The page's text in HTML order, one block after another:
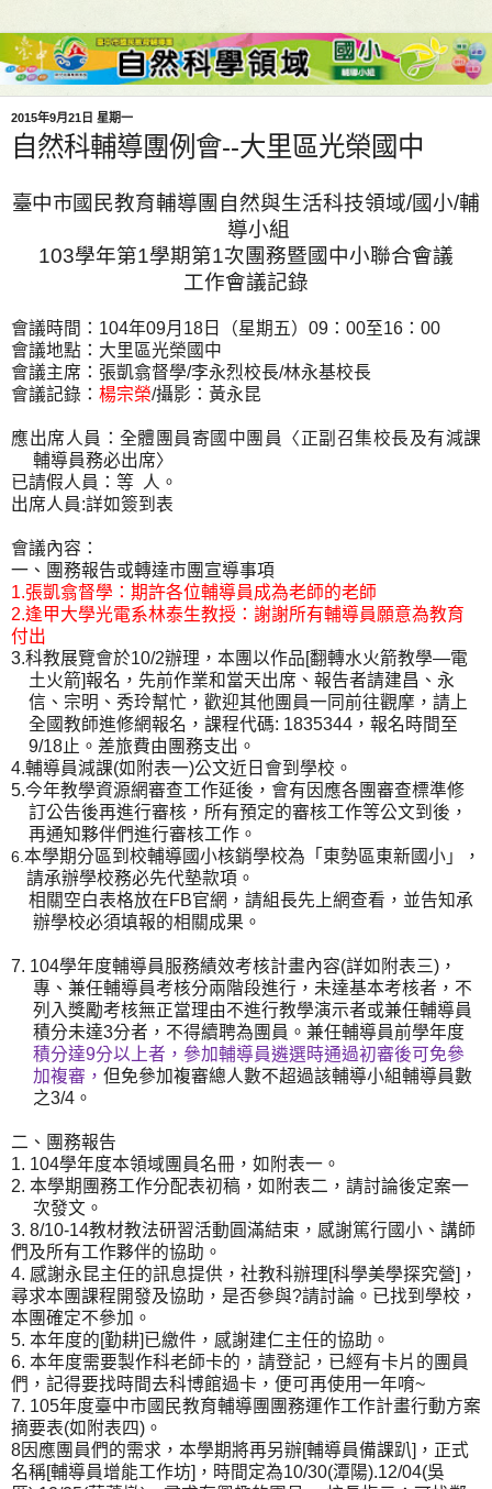
2015年9月21日 星期一
自然科輔導團例會--大里區光榮國中
臺中市國民教育輔導團自然與生活科技領域/國小/輔
導小組
103學年第1學期第1次團務暨國中小聯合會議
工作會議記錄
會議時間： 104年09月 18 日（星期五）09 ：00至16 ：00
會議地點：大里區光榮國中
會議主席：張凱翕督學/李永烈校長/林永基校長
會議記錄：楊宗榮/攝影：黃永昆
應出席人員：全體團員寄國中團員〈正副召集校長及有減課
輔導員務必出席〉
已請假人員：等
人。
出席人員:詳如簽到表
會議內容：
一、團務報告或轉達市團宣導事項
1.張凱翕督學：期許各位輔導員成為老師的老師
2.逢甲大學光電系林泰生教授：謝謝所有輔導員願意為教育
付出
3.科教展覽會於10/2辦理，本團以作品[翻轉水火箭教學—電
土火箭]報名，先前作業和當天出席、報告者請建昌、永
信、宗明、秀玲幫忙，歡迎其他團員一同前往觀摩，請上
全國教師進修網報名，課程代碼: 1835344 ，報名時間至
9/18止。差旅費由團務支出。
4.輔導員減課(如附表一)公文近日會到學校。
5.今年教學資源網審查工作延後，會有因應各團審查標準修
訂公告後再進行審核，所有預定的審核工作等公文到後，
再通知夥伴們進行審核工作。
6. 本學期分區到校輔導國小核銷學校為「東勢區東新國小」，
請承辦學校務必先代墊款項。
相關空白表格放在FB官網，請組長先上網查看，並告知承
辦學校必須填報的相關成果。
7. 104學年度輔導員服務績效考核計畫內容(詳如附表三) ，
專、兼任輔導員考核分兩階段進行，未達基本考核者，不
列入獎勵考核無正當理由不進行教學演示者或兼任輔導員
積分未達3分者，不得續聘為團員。兼任輔導員前學年度
積分達9分以上者，參加輔導員遴選時通過初審後可免參
加複審，但免參加複審總人數不超過該輔導小組輔導員數
之3/4 。
二、團務報告
1. 104學年度本領域團員名冊，如附表一。
2.本學期團務工作分配表初稿，如附表二，請討論後定案一
次發文。
3. 8/10-14教材教法研習活動圓滿結束，感謝篤行國小、講師
們及所有工作夥伴的協助。
4. 感謝永昆主任的訊息提供，社教科辦理[科學美學探究營] ，
尋求本團課程開發及協助，是否參與?請討論。已找到學校，
本團確定不參加。
5. 本年度的[勤耕] 已繳件，感謝建仁主任的協助。
6. 本年度需要製作科老師卡的，請登記，已經有卡片的團員
們，記得要找時間去科博館過卡，便可再使用一年唷~
7. 105年度臺中市國民教育輔導團團務運作工作計畫行動方案
摘要表(如附表四) 。
8因應團員們的需求，本學期將再另辦[輔導員備課趴] ，正式
名稱[輔導員增能工作坊] ，時間定為10/30(潭陽).12/04(吳